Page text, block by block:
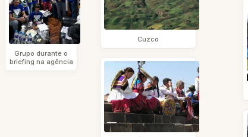
Grupo durante o
briefing na agência
Cuzco